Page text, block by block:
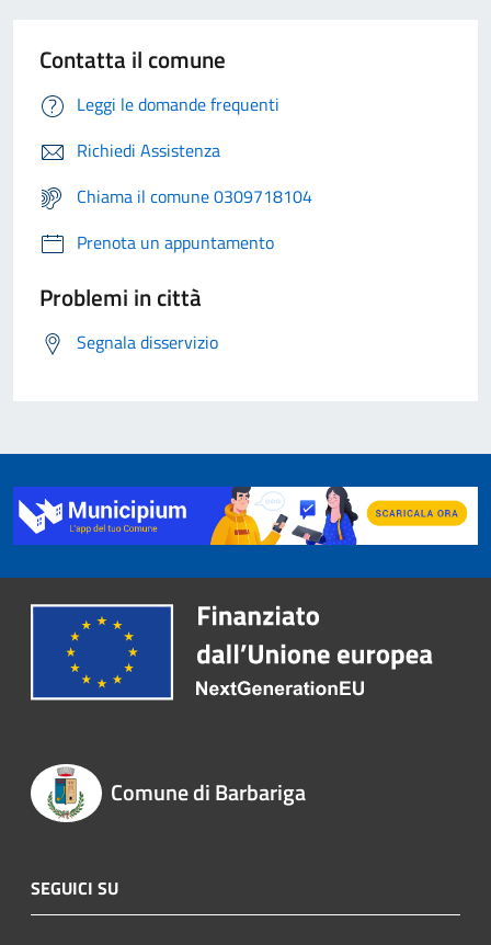
Contatta il comune
Leggi le domande frequenti
Richiedi Assistenza
Chiama il comune 0309718104
Prenota un appuntamento
Problemi in città
Segnala disservizio
Comune di Barbariga
SEGUICI SU